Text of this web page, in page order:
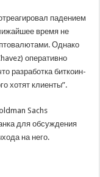
падением
время не
Однако
оперативно
разработка биткоин-
хотят клиенты”.
Sachs
для обсуждения
на него.